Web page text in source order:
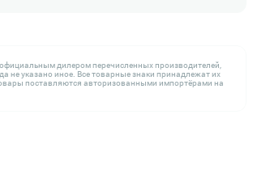
дилером перечисленных производителей,
не указано иное. Все товарные знаки принадлежат их
поставляются авторизованными импортёрами на